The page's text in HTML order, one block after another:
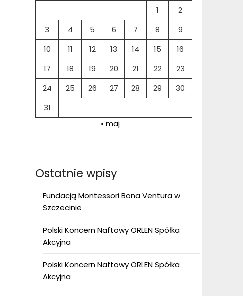
1
2
3
4 5 6 7 8
9
10
11 12 13 14 15
16
17
18 19 20 21 22
23
24
25 26 27 28 29
30
31
« maj
Ostatnie wpisy
Fundacją Montessori Bona Ventura w
Szczecinie
Polski Koncern Naftowy ORLEN Spółka
Akcyjna
Polski Koncern Naftowy ORLEN Spółka
Akcyjna